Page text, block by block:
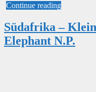
Continue reading
Südafrika –
Elephant N.P.